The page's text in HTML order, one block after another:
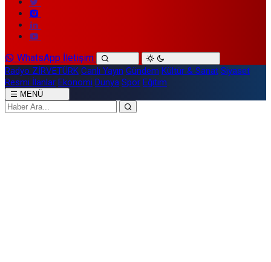
WhatsApp İletişim
Radyo ZİRVETÜRK Canlı Yayın Gündem Kültür & Sanat Siyaset
Resmi İlanlar Ekonomi Dünya Spor Eğitim
MENÜ